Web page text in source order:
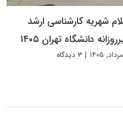
شهریه کارشناسی ارشد
دانشگاه تهران ۱۴۰۵
| ۳ دیدگاه